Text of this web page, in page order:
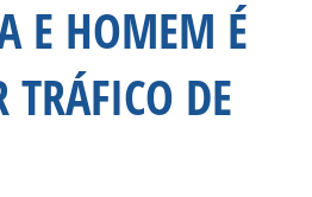
E HOMEM É
TRÁFICO DE